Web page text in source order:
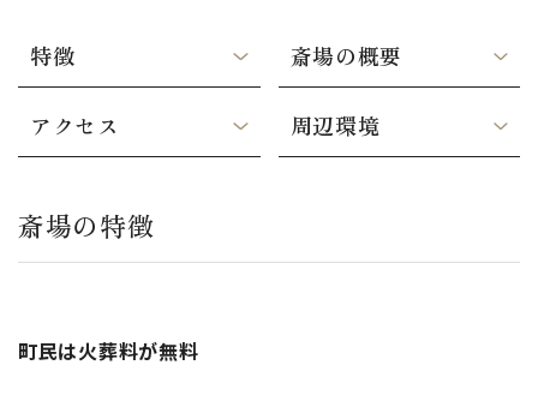
特徴 斎場の概要
アクセス 周辺環境
斎場の特徴
町民は火葬料が無料